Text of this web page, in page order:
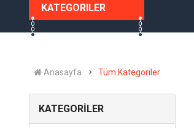
KATEGORILER
Anasayfa Tüm Kategoriler
KATEGORİLER